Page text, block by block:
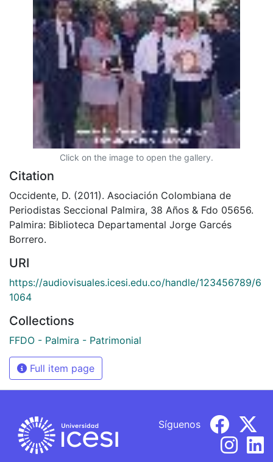
Click on the image to open the gallery.
Citation
Occidente, D. (2011). Asociación Colombiana de
Periodistas Seccional Palmira, 38 Años & Fdo 05656.
Palmira: Biblioteca Departamental Jorge Garcés
Borrero.
URI
https://audiovisuales.icesi.edu.co/handle/123456789/6
1064
Collections
FFDO - Palmira - Patrimonial
Full item page
Síguenos